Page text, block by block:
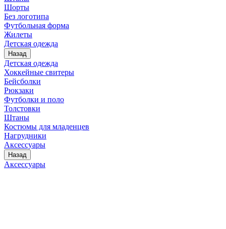
Шорты
Без логотипа
Футбольная форма
Жилеты
Детская одежда
Назад
Детская одежда
Хоккейные свитеры
Бейсболки
Рюкзаки
Футболки и поло
Толстовки
Штаны
Костюмы для младенцев
Нагрудники
Аксессуары
Назад
Аксессуары